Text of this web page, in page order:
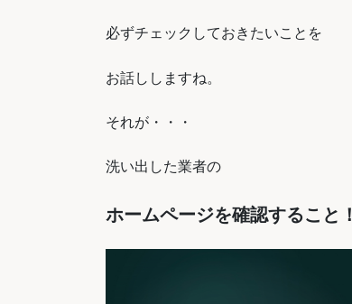
必ずチェックしておきたいことを
お話ししますね。
それが・・・
洗い出した業者の
ホームページを確認すること！